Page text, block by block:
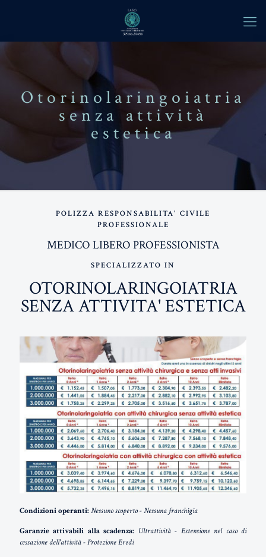
Otorinolaringoiatria
senza attività
estetica
POLIZZA RESPONSABILITA' CIVILE
PROFESSIONALE
MEDICO LIBERO PROFESSIONISTA
SPECIALIZZATO IN
OTORINOLARINGOIATRIA
SENZA ATTIVITA' ESTETICA
Condizioni operanti:Nessuno scoperto - Nessuna franchigia
Garanzie attivabili alla scadenza: Ultrattività - Estensione nel caso di
cessazione dell'attività - Protezione Eredi